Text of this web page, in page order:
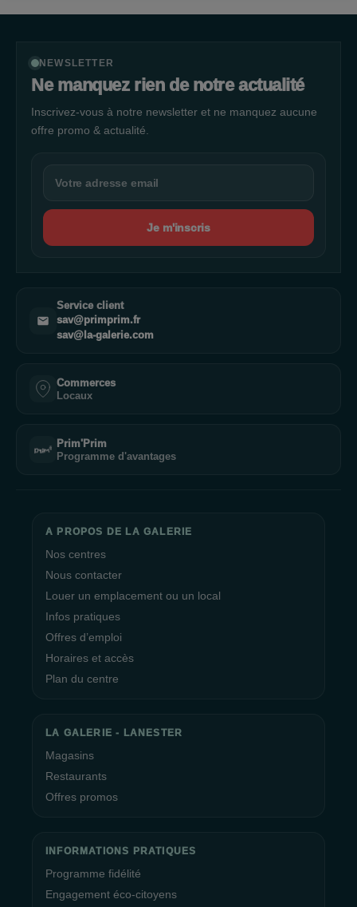
NEWSLETTER
Ne manquez rien de notre actualité
Inscrivez-vous à notre newsletter et ne manquez aucune
offre promo & actualité.
Je m'inscris
Service client
sav@primprim.fr
sav@la-galerie.com
Commerces
Locaux
Prim'Prim
Programme d'avantages
A PROPOS DE LA GALERIE
Nos centres
Nous contacter
Louer un emplacement ou un local
Infos pratiques
Offres d’emploi
Horaires et accès
Plan du centre
LA GALERIE - LANESTER
Magasins
Restaurants
Offres promos
INFORMATIONS PRATIQUES
Programme fidélité
Engagement éco-citoyens